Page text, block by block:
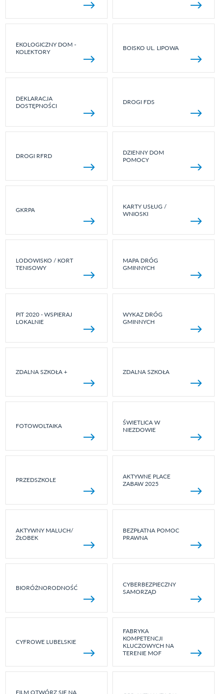
EKOLOGICZNY DOM -
KOLEKTORY
BOISKO UL. LIPOWA
DEKLARACJA
DOSTĘPNOŚCI
DROGI FDS
DROGI RFRD
DZIENNY DOM
POMOCY
GKRPA
KARTY USŁUG /
WNIOSKI
LODOWISKO / KORT
TENISOWY
MAPA DRÓG
GMINNYCH
PIT 2020 - WSPIERAJ
LOKALNIE
WYKAZ DRÓG
GMINNYCH
ZDALNA SZKOŁA + ZDALNA SZKOŁA
FOTOWOLTAIKA
ŚWIETLICA W
NIEZDOWIE
PRZEDSZKOLE
AKTYWNE PLACE
ZABAW 2025
AKTYWNY MALUCH/
ŻŁOBEK
BEZPŁATNA POMOC
PRAWNA
BIORÓŻNORODNOŚĆ
CYBERBEZPIECZNY
SAMORZĄD
CYFROWE LUBELSKIE
FABRYKA
KOMPETENCJI
KLUCZOWYCH NA
TERENIE MOF
FILM OTWÓRZ SIĘ NA